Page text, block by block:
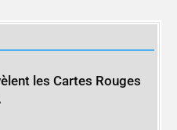
les Cartes Rouges